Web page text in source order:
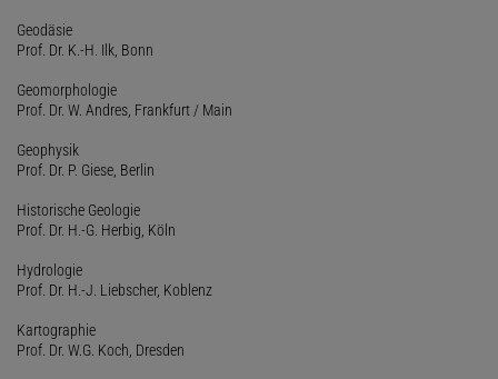
Geodäsie
Prof. Dr. K.-H. Ilk, Bonn
Geomorphologie
Prof. Dr. W. Andres, Frankfurt / Main
Geophysik
Prof. Dr. P. Giese, Berlin
Historische Geologie
Prof. Dr. H.-G. Herbig, Köln
Hydrologie
Prof. Dr. H.-J. Liebscher, Koblenz
Kartographie
Prof. Dr. W.G. Koch, Dresden